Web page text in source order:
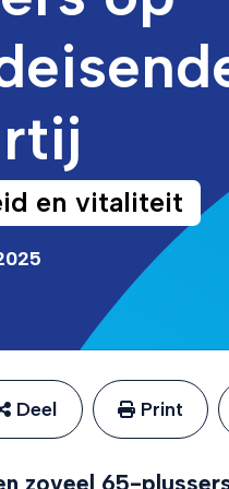
en vitaliteit
Deel Print
zoveel 65-